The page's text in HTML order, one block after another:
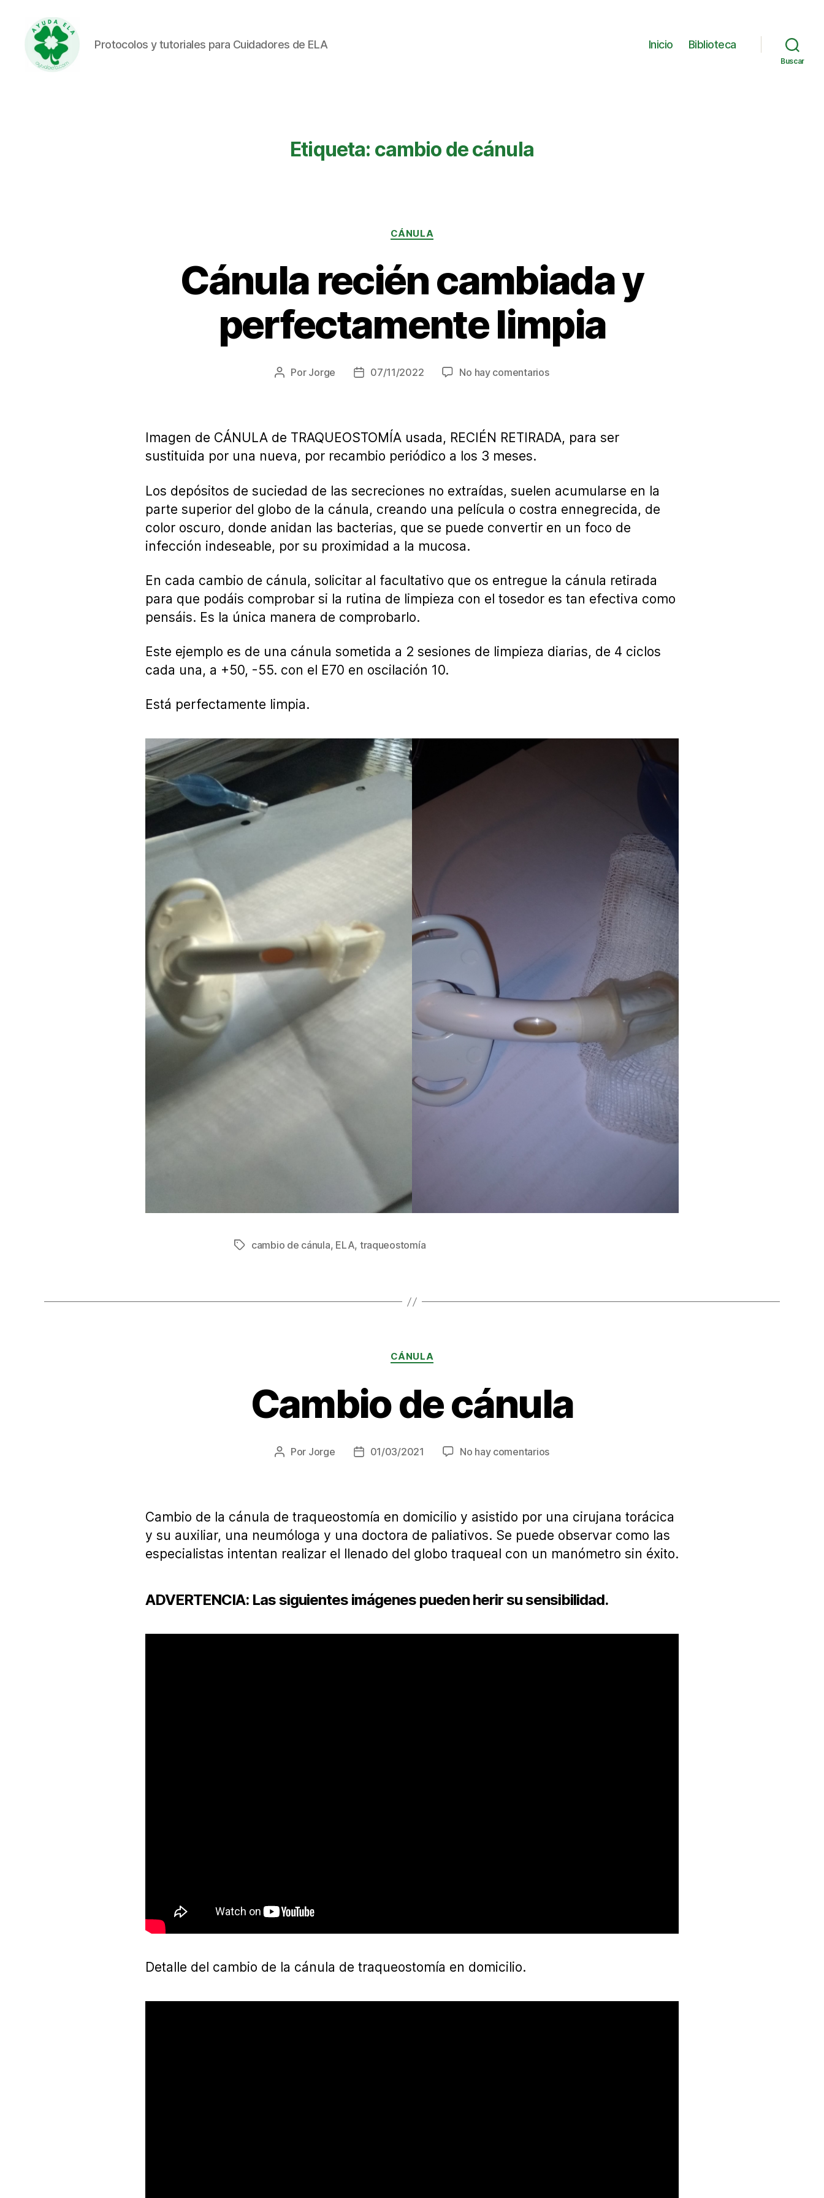
Protocolos y tutoriales para Cuidadores de ELA Inicio Biblioteca
Buscar
Etiqueta: cambio de cánula
Categorías
CÁNULA
Cánula recién cambiada y
perfectamente limpia
Autor
Por Jorge
Fecha07/11/2022 No hay comentariosen
y
perfectamente
Imagen de CÁNULA de TRAQUEOSTOMÍA usada, RECIÉN RETIRADA, para ser
sustituida por una nueva, por recambio periódico a los 3 meses.
Los depósitos de suciedad de las secreciones no extraídas, suelen acumularse en la
parte superior del globo de la cánula, creando una película o costra ennegrecida, de
color oscuro, donde anidan las bacterias, que se puede convertir en un foco de
infección indeseable, por su proximidad a la mucosa.
En cada cambio de cánula, solicitar al facultativo que os entregue la cánula retirada
para que podáis comprobar si la rutina de limpieza con el tosedor es tan efectiva como
pensáis. Es la única manera de comprobarlo.
Este ejemplo es de una cánula sometida a 2 sesiones de limpieza diarias, de 4 ciclos
cada una, a +50, -55. con el E70 en oscilación 10.
Está perfectamente limpia.
Etiquetas
cambio de cánula, ELA, traqueostomía
Categorías
CÁNULA
Cambio de cánula
Autor
Por Jorge
Fecha01/03/2021 No hay comentariosen
Cambio de la cánula de traqueostomía en domicilio y asistido por una cirujana torácica
y su auxiliar, una neumóloga y una doctora de paliativos. Se puede observar como las
especialistas intentan realizar el llenado del globo traqueal con un manómetro sin éxito.
ADVERTENCIA: Las siguientes imágenes pueden herir su sensibilidad.
Detalle del cambio de la cánula de traqueostomía en domicilio.